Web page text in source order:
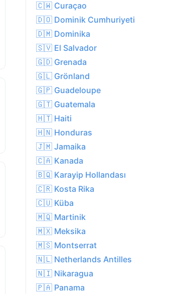
🇨🇼 Curaçao
🇩🇴 Dominik Cumhuriyeti
🇩🇲 Dominika
🇸🇻 El Salvador
🇬🇩 Grenada
🇬🇱 Grönland
🇬🇵 Guadeloupe
🇬🇹 Guatemala
🇭🇹 Haiti
🇭🇳 Honduras
🇯🇲 Jamaika
🇨🇦 Kanada
🇧🇶 Karayip Hollandası
🇨🇷 Kosta Rika
🇨🇺 Küba
🇲🇶 Martinik
🇲🇽 Meksika
🇲🇸 Montserrat
🇳🇱 Netherlands Antilles
🇳🇮 Nikaragua
🇵🇦 Panama